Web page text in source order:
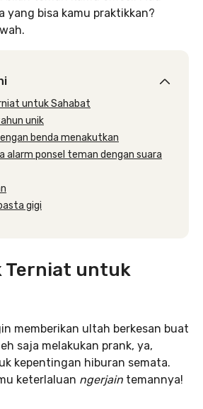
yang bisa kamu praktikkan?
untuk Sahabat
unik
benda menakutkan
alarm ponsel teman dengan suara
gigi
Terniat untuk
memberikan ultah berkesan buat
saja melakukan prank, ya,
kepentingan hiburan semata.
keterlaluan ngerjain temannya!